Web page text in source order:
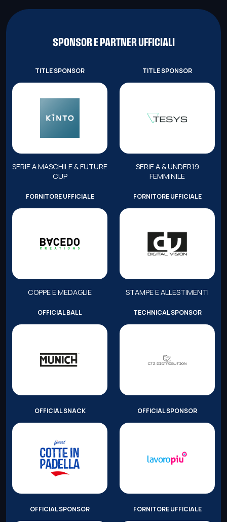
SPONSOR E PARTNER UFFICIALI
TITLE SPONSOR
SERIE A MASCHILE & FUTURE
CUP
TITLE SPONSOR
SERIE A & UNDER19
FEMMINILE
FORNITORE UFFICIALE
COPPE E MEDAGLIE
FORNITORE UFFICIALE
STAMPE E ALLESTIMENTI
OFFICIAL BALL TECHNICAL SPONSOR
OFFICIAL SNACK OFFICIAL SPONSOR
OFFICIAL SPONSOR FORNITORE UFFICIALE